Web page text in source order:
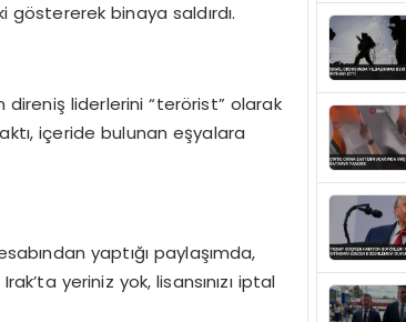
göstererek binaya saldırdı.
direniş liderlerini “terörist” olarak
içeride bulunan eşyalara
yaptığı paylaşımda,
yeriniz yok, lisansınızı iptal